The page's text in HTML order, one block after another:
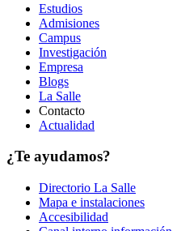
Estudios
Admisiones
Campus
Investigación
Empresa
Blogs
La Salle
Contacto
Actualidad
¿Te ayudamos?
Directorio La Salle
Mapa e instalaciones
Accesibilidad